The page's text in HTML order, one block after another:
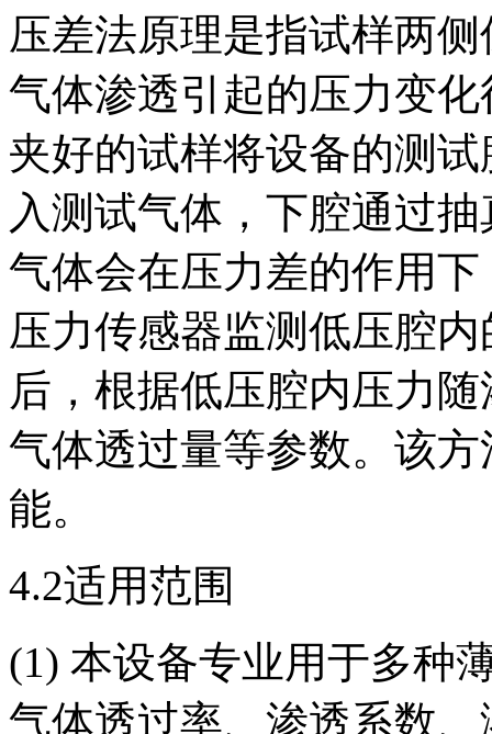
压差法原理是指试样两
气体渗透引起的压力变
夹好的试样将设备的测
入测试气体，下腔通过
气体会在压力差的作用
压力传感器监测低压腔
后，根据低压腔内压力
气体透过量等参数。该
能。
4.2适用范围
(1) 本设备专业用于多种
气体透过率、渗透系数